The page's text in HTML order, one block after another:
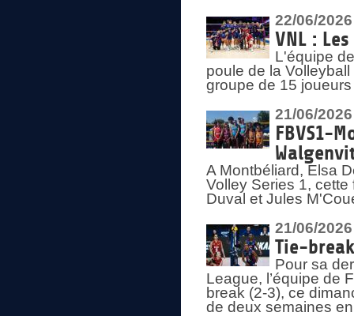
22/06/2026
VNL :
L'équipe
poule de la
groupe de 15
21/06/2026
FBVS1-
A Montbéliard, Elsa
Volley Series 1,
Duval et Jules
21/06/2026
Tie-
Pour sa
League, l’équipe de
break (2-3), ce
de deux semaines